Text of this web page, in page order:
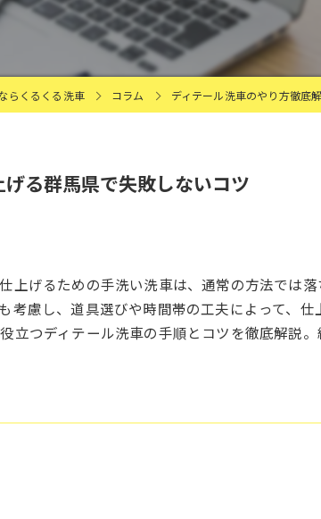
らくるくる洗車 コラム ディテール洗車のやり方徹底
る群馬県で失敗しないコツ
げるための手洗い洗車は、通常の方法では
慮し、道具選びや時間帯の工夫によって、
つディテール洗車の手順とコツを徹底解説